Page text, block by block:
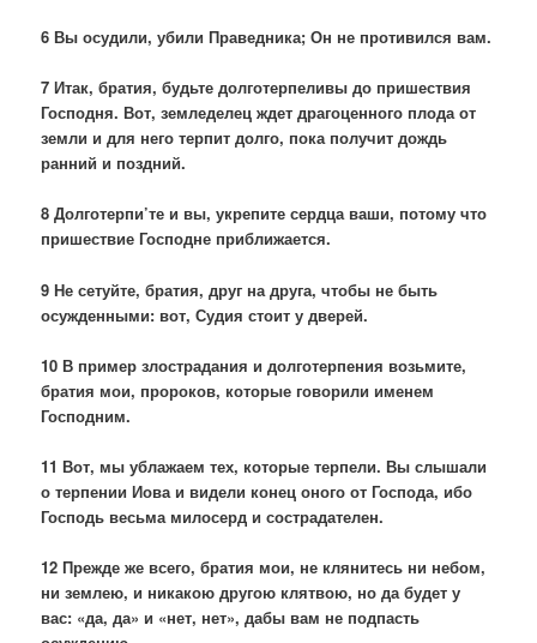
6 Вы осудили, убили Праведника; Он не противился вам.
7 Итак, братия, будьте долготерпеливы до пришествия
Господня. Вот, земледелец ждет драгоценного плода от
земли и для него терпит долго, пока получит дождь
ранний и поздний.
8 Долготерпи’те и вы, укрепите сердца ваши, потому что
пришествие Господне приближается.
9 Не сетуйте, братия, друг на друга, чтобы не быть
осужденными: вот, Судия стоит у дверей.
10 В пример злострадания и долготерпения возьмите,
братия мои, пророков, которые говорили именем
Господним.
11 Вот, мы ублажаем тех, которые терпели. Вы слышали
о терпении Иова и видели конец оного от Господа, ибо
Господь весьма милосерд и сострадателен.
12 Прежде же всего, братия мои, не клянитесь ни небом,
ни землею, и никакою другою клятвою, но да будет у
вас: «да, да» и «нет, нет», дабы вам не подпасть